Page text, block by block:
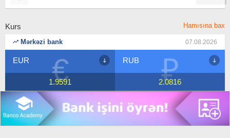
Kurs Hamısına bax
Mərkəzi bank 07.08.2026
€
EUR
1.9591 ₽
RUB
2.0816